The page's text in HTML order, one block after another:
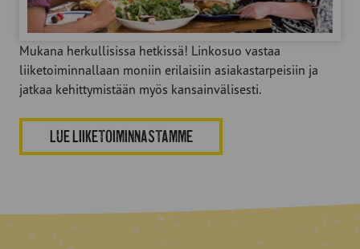
Mukana herkullisissa hetkissä! Linkosuo vastaa
liiketoiminnallaan moniin erilaisiin asiakastarpeisiin ja
jatkaa kehittymistään myös kansainvälisesti.
LUE LIIKETOIMINNASTAMME